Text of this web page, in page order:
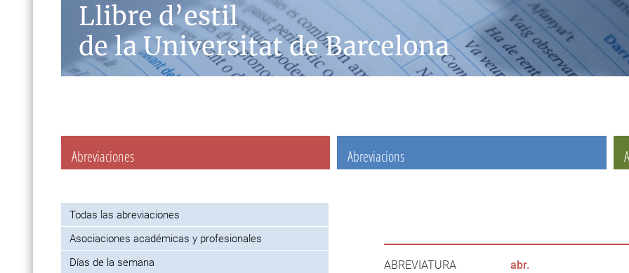
Llibre d’estil
de la Universitat de Barcelona
Abreviaciones Abreviacions
Todas las abreviaciones
Asociaciones académicas y profesionales
Días de la semana
ABREVIATURA
abr.